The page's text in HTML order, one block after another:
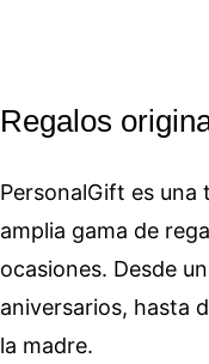
Regalos
PersonalGift es una
amplia gama de
ocasiones. Desde
aniversarios, hasta
la madre.